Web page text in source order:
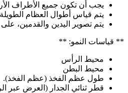
يجب أن تكون جميع الأطراف
يتم قياس أطوال العظام
يتم تصوير اليدين والقدمين،
** قياسات النمو: **
محيط الرأس
محيط البطن
طول عظم الفخذ (عظم الفخذ).
قطر ثنائي الجدار (العرض عبر